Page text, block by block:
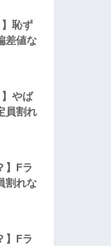
】恥ず
差値な
】やば
員割れ
】Fラ
割れな
】Fラ